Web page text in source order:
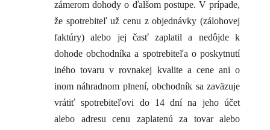
zámerom dohody o ďalšom postupe. V prípade,
že spotrebiteľ už cenu z objednávky (zálohovej
faktúry) alebo jej časť zaplatil a nedôjde k
dohode obchodníka a spotrebiteľa o poskytnutí
iného tovaru v rovnakej kvalite a cene ani o
inom náhradnom plnení, obchodník sa zaväzuje
vrátiť spotrebiteľovi do 14 dní na jeho účet
alebo adresu cenu zaplatenú za tovar alebo